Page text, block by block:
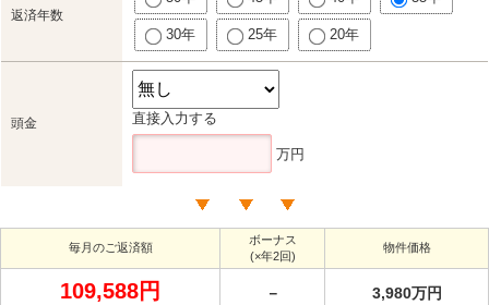
返済年数
30年 25年 20年
頭金 直接入力する
万円
毎月のご返済額
ボーナス
(×年2回)
物件価格
109,588円 － 3,980万円